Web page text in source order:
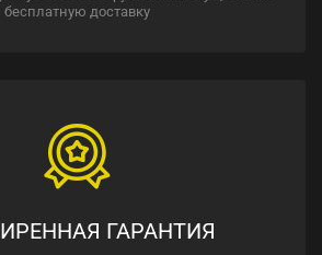
бесплатную доставку
ГАРАНТИЯ